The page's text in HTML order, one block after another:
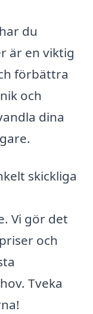
du
är en viktig
förbättra
och
dina
skickliga
Vi gör det
och
Tveka